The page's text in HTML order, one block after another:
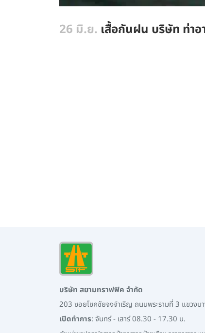
26 มิ.ย. เสื้อกันฝน บริษัท ท่าอ
บริษัท สยามทราฟฟิค จำกัด
203 ซอยโชคชัยจงจำเริญ ถนนพระรามที่ 3 แขวงบ
เปิดทำการ: จันทร์ - เสาร์ 08.30 - 17.30 น.